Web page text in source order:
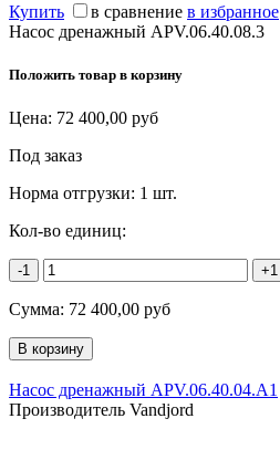
Купить в сравнение в избранное
Насос дренажный APV.06.40.08.3
Положить товар в корзину
Цена: 72 400,00 руб
Под заказ
Норма отгрузки: 1 шт.
Кол-во единиц:
-1 +1
Сумма: 72 400,00 руб
Насос дренажный APV.06.40.04.A1
Производитель Vandjord